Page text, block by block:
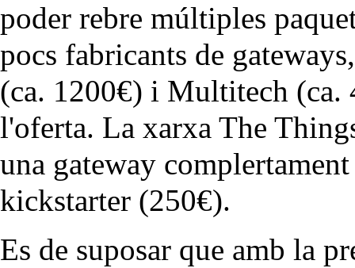
poder rebre múltiples
pocs fabricants de
(ca. 1200€) i Multitech (ca.
l'oferta. La xarxa The
una gateway
kickstarter (250€).
Es de suposar que amb la